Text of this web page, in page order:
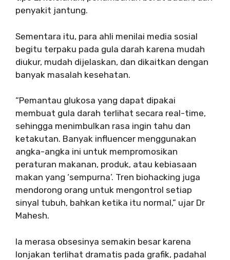
penyakit jantung.
Sementara itu, para ahli menilai media sosial
begitu terpaku pada gula darah karena mudah
diukur, mudah dijelaskan, dan dikaitkan dengan
banyak masalah kesehatan.
“Pemantau glukosa yang dapat dipakai
membuat gula darah terlihat secara real-time,
sehingga menimbulkan rasa ingin tahu dan
ketakutan. Banyak influencer menggunakan
angka-angka ini untuk mempromosikan
peraturan makanan, produk, atau kebiasaan
makan yang ‘sempurna’. Tren biohacking juga
mendorong orang untuk mengontrol setiap
sinyal tubuh, bahkan ketika itu normal,” ujar Dr
Mahesh.
Ia merasa obsesinya semakin besar karena
lonjakan terlihat dramatis pada grafik, padahal